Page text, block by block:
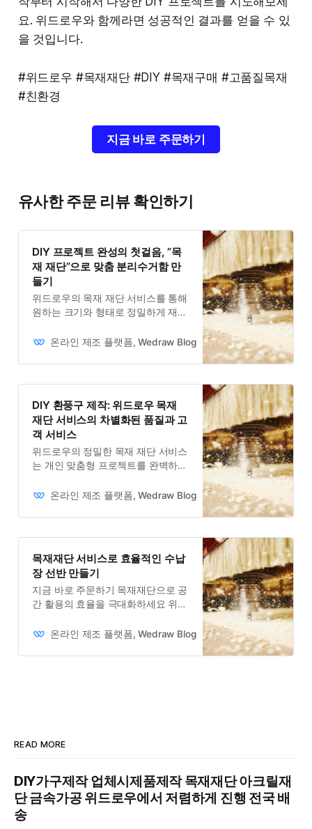
요. 위드로우와 함께라면 성공적인 결과를 얻을 수 있
을 것입니다.
#위드로우 #목재재단 #DIY #목재구매 #고품질목재
#친환경
지금 바로 주문하기
유사한 주문 리뷰 확인하기
DIY 프로젝트 완성의 첫걸음, ”목
재 재단”으로 맞춤 분리수거함 만
들기
위드로우의 목재 재단 서비스를 통해
원하는 크기와 형태로 정밀하게 재단
할 수 있습니다.
온라인 제조 플랫폼, Wedraw Blog Owner
DIY 환풍구 제작: 위드로우 목재
재단 서비스의 차별화된 품질과 고
객 서비스
위드로우의 정밀한 목재 재단 서비스
는 개인 맞춤형 프로젝트를 완벽하게
온라인 제조 플랫폼, Wedraw Blog
Owner
목재재단 서비스로 효율적인 수납
장 선반 만들기
지금 바로 주문하기 목재재단으로 공
간 활용의 효율을 극대화하세요 위드
맞춤형 DIY 프로젝트를 완벽하게 지
재단된 목재는 공간 효율을 높이는
무재단의 정밀성과 효율성
온라인 제조 플랫폼, Wedraw Blog Owner
READ MORE
DIY가구제작 업체시제품제작 목재재단 아크릴재
단 금속가공 위드로우에서 저렴하게 진행 전국 배
송